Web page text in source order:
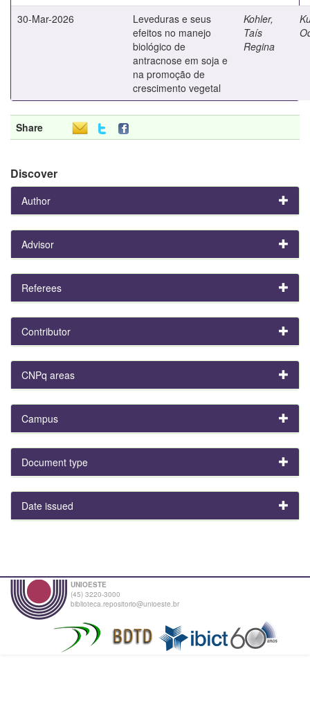
30-Mar-2026
Leveduras e seus
efeitos no manejo
biológico de
antracnose em soja e
na promoção de
crescimento vegetal
Kohler,
Taís
Regina
Share
Discover
Author
Advisor
Referees
Contributor
CNPq areas
Campus
Document type
Date issued
UNIOESTE
(45) 3220-3000
biblioteca.repositorio@unioeste.br